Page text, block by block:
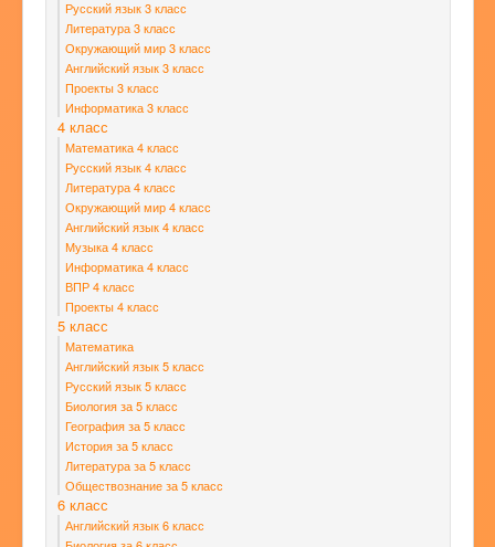
Русский язык 3 класс
Литература 3 класс
Окружающий мир 3 класс
Английский язык 3 класс
Проекты 3 класс
Информатика 3 класс
4 класс
Математика 4 класс
Русский язык 4 класс
Литература 4 класс
Окружающий мир 4 класс
Английский язык 4 класс
Музыка 4 класс
Информатика 4 класс
ВПР 4 класс
Проекты 4 класс
5 класс
Математика
Английский язык 5 класс
Русский язык 5 класс
Биология за 5 класс
География за 5 класс
История за 5 класс
Литература за 5 класс
Обществознание за 5 класс
6 класс
Английский язык 6 класс